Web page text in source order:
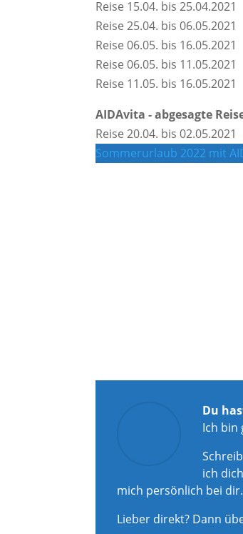
Reise 15.04. bis 25.04.2021
Reise 25.04. bis 06.05.2021
Reise 06.05. bis 16.05.2021
Reise 06.05. bis 11.05.2021
Reise 11.05. bis 16.05.2021
AIDAvita - abgesagte
Reise 20.04. bis 02.05.2021
Sommerurlaub 2022 mit
Du
Ich bin
ich
mich persönlich bei dir.
Lieber direkt? Dann